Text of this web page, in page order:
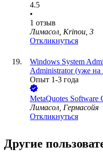
4.5
•
1 отзыв
Лимасол, Krinou, 3
Откликнуться
Windows System
Administrator (уже
Опыт 1-3 года
MetaQuotes Software
Лимасол, Гермасойя
Откликнуться
Другие